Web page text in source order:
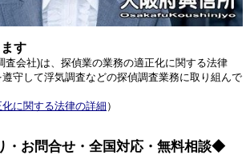
す
査会社)は、探偵業の業務の適正化に関する法律
遵守して浮気調査などの探偵調査業務に取り組んで
に関する法律の詳細 ）
・お問合せ・全国対応・無料相談◆